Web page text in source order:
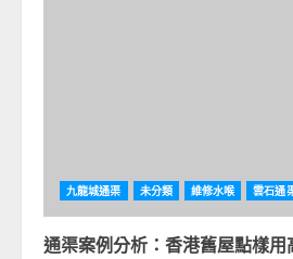
九龍城通渠 未分類 維修水喉 雲石通
通渠案例分析：香港舊屋點樣用